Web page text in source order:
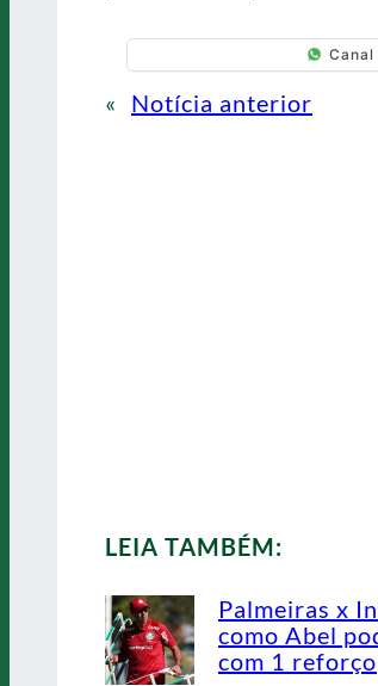
Canal
« Notícia anterior
LEIA TAMBÉM:
Palmeiras x
como Abel
com 1 reforço